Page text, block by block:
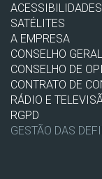
ACESSIBILIDADES
SATÉLITES
A EMPRESA
CONSELHO
CONSELHO DE
CONTRATO DE
RÁDIO E
RGPD
GESTÃO DAS